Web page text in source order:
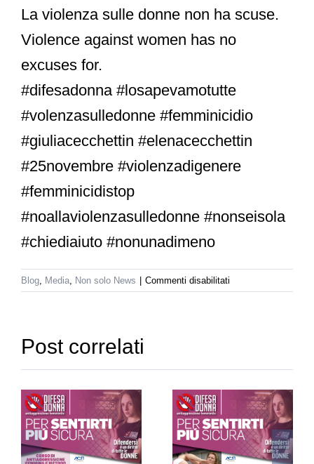
La violenza sulle donne non ha scuse. ⁣⁣⁣⁣⁣⁣⁣
Violence against women has no
excuses for.
#difesadonna #losapevamotutte
#volenzasulledonne #femminicidio
#giuliacecchettin #elenacecchettin⁣⁣⁣⁣⁣⁣⁣
#25novembre #violenzadigenere
#femminicidistop
#noallaviolenzasulledonne #nonseisola
#chiediaiuto #nonunadimeno
Blog, Media, Non solo News Commenti disabilitati
25
la
sulle
donne
Post correlati
Seminario
Gratuito
Maurizio
Arena,
istruttore
Difesa